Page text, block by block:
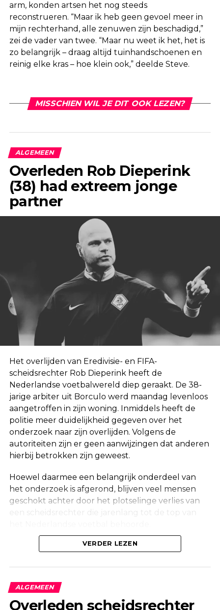
arm, konden artsen het nog steeds
reconstrueren. “Maar ik heb geen gevoel meer in
mijn rechterhand, alle zenuwen zijn beschadigd,”
zei de vader van twee. “Maar nu weet ik het, het is
zo belangrijk – draag altijd tuinhandschoenen en
reinig elke kras – hoe klein ook,” deelde Steve.
MISSCHIEN WIL JE DIT OOK LEZEN?
ALGEMEEN
Overleden Rob Dieperink
(38) had extreem jonge
partner
Het overlijden van Eredivisie- en FIFA-
scheidsrechter Rob Dieperink heeft de
Nederlandse voetbalwereld diep geraakt. De 38-
jarige arbiter uit Borculo werd maandag levenloos
aangetroffen in zijn woning. Inmiddels heeft de
politie meer duidelijkheid gegeven over het
onderzoek naar zijn overlijden. Volgens de
autoriteiten zijn er geen aanwijzingen dat anderen
hierbij betrokken zijn geweest.
Hoewel daarmee een belangrijk onderdeel van
het onderzoek is afgerond, blijven veel mensen
geschokt achter door het plotselinge verlies van
een scheidsrechter die jarenlang tot de top van
Onderzoek na vondst in woning
Maandag werd in een woning aan de Korte
Molenstraat in Borculo een overleden persoon
aangetroffen. Kort daarna bevestigde de politie
dat er onderzoek werd gedaan naar de
VERDER LEZEN
ALGEMEEN
Overleden scheidsrechter